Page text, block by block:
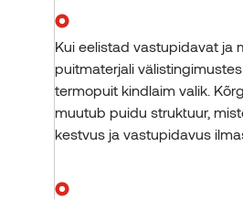
Kui eelistad vastupidavat ja
puitmaterjali
termopuit kindlaim valik.
muutub puidu struktuur,
kestvus ja vastupidavus